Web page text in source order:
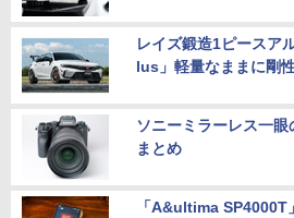
レイズ鍛造1ピースア
lus」軽量なままに剛
ソニーミラーレス一
まとめ
「A&ultima SP4000T